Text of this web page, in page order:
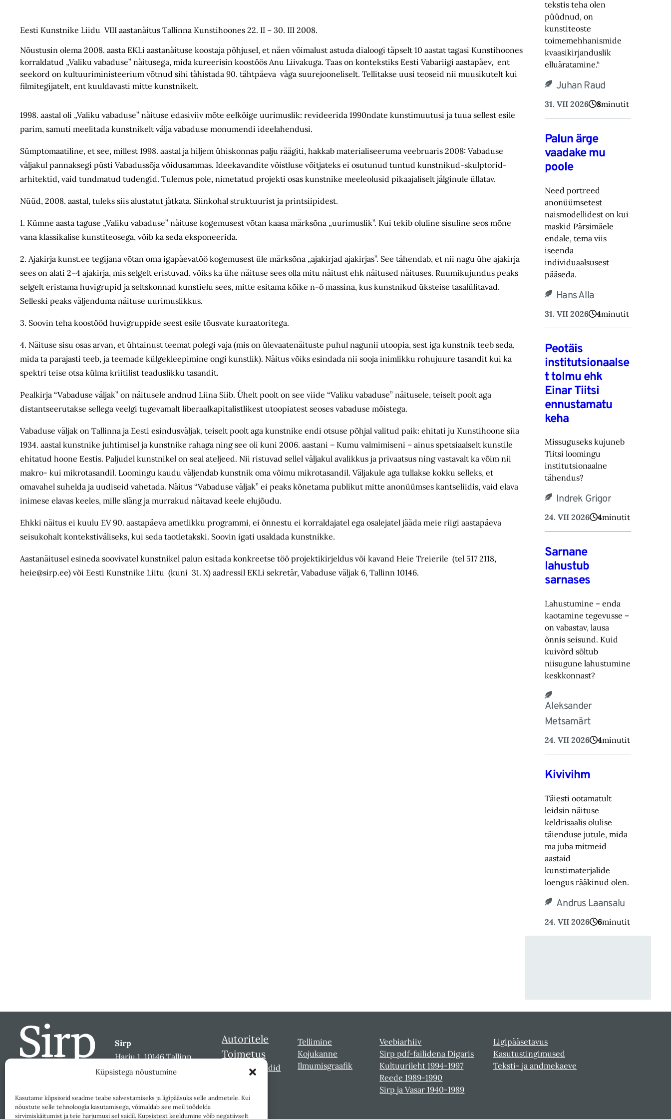
Küpsistega nõustumine
Kasutame küpsiseid seadme teabe salvestamiseks ja ligipääsuks selle andmetele. Kui
nõustute selle tehnoloogia kasutamisega, võimaldab see meil töödelda
sirvimiskäitumist ja teie harjumusi sel saidil. Küpsistest keeldumine võib negatiivselt
Eesti Kunstnike Liidu VIII aastanäitus Tallinna Kunstihoones 22. II – 30. III 2008.
Nõustusin olema 2008. aasta EKLi aastanäituse koostaja põhjusel, et näen võimalust astuda dialoogi täpselt 10 aastat tagasi Kunstihoones
korraldatud „Valiku vabaduse” näitusega, mida kureerisin koostöös Anu Liivakuga. Taas on kontekstiks Eesti Vabariigi aastapäev, ent
seekord on kultuuriministeerium võtnud sihi tähistada 90. tähtpäeva väga suurejooneliselt. Tellitakse uusi teoseid nii muusikutelt kui
filmitegijatelt, ent kuuldavasti mitte kunstnikelt.
1998. aastal oli „Valiku vabaduse” näituse edasiviiv mõte eelkõige uurimuslik: revideerida 1990ndate kunstimuutusi ja tuua sellest esile
parim, samuti meelitada kunstnikelt välja vabaduse monumendi ideelahendusi.
Sümptomaatiline, et see, millest 1998. aastal ja hiljem ühiskonnas palju räägiti, hakkab materialiseeruma veebruaris 2008: Vabaduse
väljakul pannaksegi püsti Vabadussõja võidusammas. Ideekavandite võistluse võitjateks ei osutunud tuntud kunstnikud-skulptorid-
arhitektid, vaid tundmatud tudengid. Tulemus pole, nimetatud projekti osas kunstnike meeleolusid pikaajaliselt jälginule üllatav.
Nüüd, 2008. aastal, tuleks siis alustatut jätkata. Siinkohal struktuurist ja printsiipidest.
1. Kümne aasta taguse „Valiku vabaduse” näituse kogemusest võtan kaasa märksõna „uurimuslik”. Kui tekib oluline sisuline seos mõne
vana klassikalise kunstiteosega, võib ka seda eksponeerida.
2. Ajakirja kunst.ee tegijana võtan oma igapäevatöö kogemusest üle märksõna „ajakirjad ajakirjas”. See tähendab, et nii nagu ühe ajakirja
sees on alati 2–4 ajakirja, mis selgelt eristuvad, võiks ka ühe näituse sees olla mitu näitust ehk näitused näituses. Ruumikujundus peaks
selgelt eristama huvigrupid ja seltskonnad kunstielu sees, mitte esitama kõike n-ö massina, kus kunstnikud üksteise tasalülitavad.
Selleski peaks väljenduma näituse uurimuslikkus.
3. Soovin teha koostööd huvigruppide seest esile tõusvate kuraatoritega.
4. Näituse sisu osas arvan, et ühtainust teemat polegi vaja (mis on ülevaatenäituste puhul nagunii utoopia, sest iga kunstnik teeb seda,
mida ta parajasti teeb, ja teemade külgekleepimine ongi kunstlik). Näitus võiks esindada nii sooja inimlikku rohujuure tasandit kui ka
spektri teise otsa külma kriitilist teaduslikku tasandit.
Pealkirja “Vabaduse väljak” on näitusele andnud Liina Siib. Ühelt poolt on see viide “Valiku vabaduse” näitusele, teiselt poolt aga
distantseerutakse sellega veelgi tugevamalt liberaalkapitalistlikest utoopiatest seoses vabaduse mõistega.
Vabaduse väljak on Tallinna ja Eesti esindusväljak, teiselt poolt aga kunstnike endi otsuse põhjal valitud paik: ehitati ju Kunstihoone siia
1934. aastal kunstnike juhtimisel ja kunstnike rahaga ning see oli kuni 2006. aastani – Kumu valmimiseni – ainus spetsiaalselt kunstile
ehitatud hoone Eestis. Paljudel kunstnikel on seal ateljeed. Nii ristuvad sellel väljakul avalikkus ja privaatsus ning vastavalt ka võim nii
makro- kui mikrotasandil. Loomingu kaudu väljendab kunstnik oma võimu mikrotasandil. Väljakule aga tullakse kokku selleks, et
omavahel suhelda ja uudiseid vahetada. Näitus “Vabaduse väljak” ei peaks kõnetama publikut mitte anonüümses kantseliidis, vaid elava
inimese elavas keeles, mille släng ja murrakud näitavad keele elujõudu.
Ehkki näitus ei kuulu EV 90. aastapäeva ametlikku programmi, ei õnnestu ei korraldajatel ega osalejatel jääda meie riigi aastapäeva
seisukohalt kontekstiväliseks, kui seda taotletakski. Soovin igati usaldada kunstnikke.
Aastanäitusel esineda soovivatel kunstnikel palun esitada konkreetse töö projektikirjeldus või kavand Heie Treierile (tel 517 2118,
heie@sirp.ee) või Eesti Kunstnike Liitu (kuni 31. X) aadressil EKLi sekretär, Vabaduse väljak 6, Tallinn 10146.
tekstis teha olen
püüdnud, on
kunstiteoste
toimemehhanismide
kvaasikirjanduslik
elluäratamine.“
Juhan Raud
31. VII 2026 8minutit
Palun ärge
vaadake mu
poole
Need portreed
anonüümsetest
naismodellidest on kui
maskid Pärsimäele
endale, tema viis
iseenda
individuaalsusest
pääseda.
Hans Alla
31. VII 2026 4minutit
Peotäis
institutsionaalse
t tolmu ehk
Einar Tiitsi
ennustamatu
keha
Missuguseks kujuneb
Tiitsi loomingu
institutsionaalne
tähendus?
Indrek Grigor
24. VII 2026 4minutit
Sarnane
lahustub
sarnases
Lahustumine – enda
kaotamine tegevusse –
on vabastav, lausa
õnnis seisund. Kuid
kuivõrd sõltub
niisugune lahustumine
keskkonnast?
Aleksander
Metsamärt
24. VII 2026 4minutit
Kivivihm
Täiesti ootamatult
leidsin näituse
keldrisaalis olulise
täienduse jutule, mida
ma juba mitmeid
aastaid
kunstimaterjalide
loengus rääkinud olen.
Andrus Laansalu
24. VII 2026 6minutit
Sirp
Harju 1, 10146 Tallinn
sirp@sirp.ee
Toeta
Autoritele
Toimetus
Sirbi laureaadid
Tellimine
Kojukanne
Ilmumisgraafik
Veebiarhiiv
Sirp pdf-failidena Digaris
Kultuurileht 1994-1997
Reede 1989-1990
Sirp ja Vasar 1940-1989
Ligipääsetavus
Kasutustingimused
Teksti- ja andmekaeve